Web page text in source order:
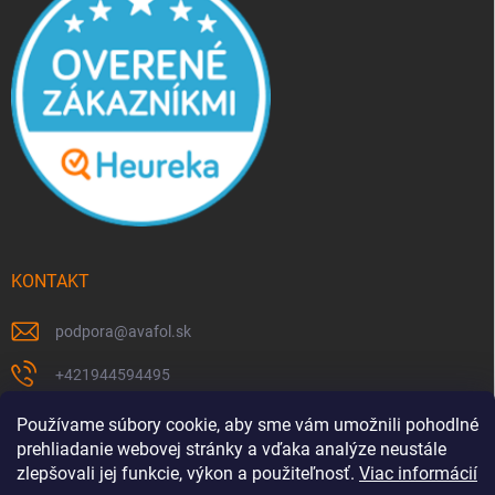
Používame súbory cookie, aby sme vám umožnili pohodlné
prehliadanie webovej stránky a vďaka analýze neustále
zlepšovali jej funkcie, výkon a použiteľnosť. Viac informácií
KONTAKT
podpora@avafol.sk
+421944594495
https://www.facebook.com/p/avafolsk-100091961793102/
avafol.sk/